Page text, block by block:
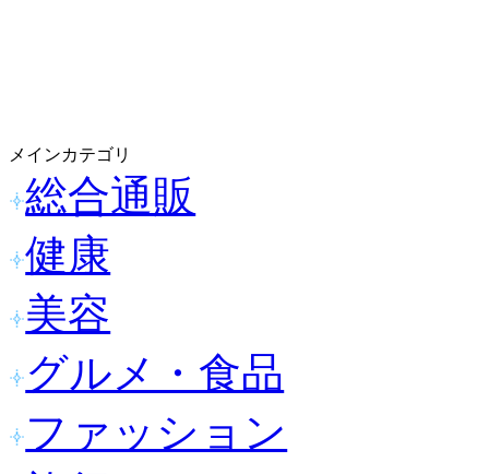
メインカテゴリ
総合通販
健康
美容
グルメ・食品
ファッション